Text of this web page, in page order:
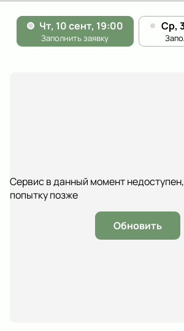
Сервис в данный момент
попытку позже
Обновить